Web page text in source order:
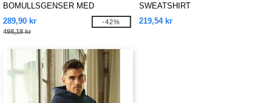
BOMULLSGENSER MED
GLIDELÅS
289,90 kr
498,18 kr
-42%
SWEATSHIRT
219,54 kr